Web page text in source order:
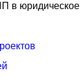
в юридическое